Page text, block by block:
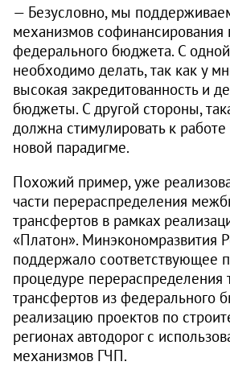
— Безусловно, мы
механизмов софинансирования
федерального бюджета. С
необходимо делать, так как у
высокая закредитованность и
бюджеты. С другой стороны,
должна стимулировать к
новой парадигме.
Похожий пример, уже
части перераспределения
трансфертов в рамках
«Платон». Минэкономразвития
поддержало соответствующее
процедуре перераспределения
трансфертов из федерального
реализацию проектов по
регионах автодорог с
механизмов ГЧП.